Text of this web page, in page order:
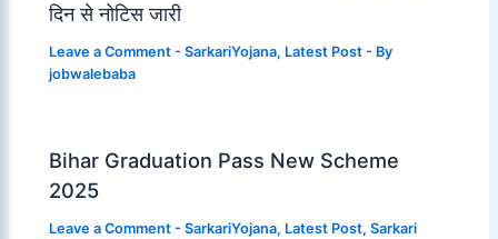
दिन से नोटिस जारी
Leave a Comment -SarkariYojana, Latest Post - By
jobwalebaba
Bihar Graduation Pass New Scheme
2025
Leave a Comment -SarkariYojana, Latest Post,Sarkari